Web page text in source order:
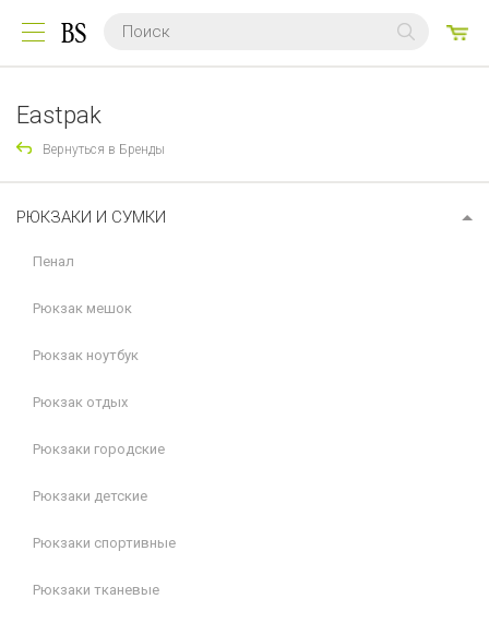
Eastpak
Вернуться в Бренды
РЮКЗАКИ И СУМКИ
Пенал
Рюкзак мешок
Рюкзак ноутбук
Рюкзак отдых
Рюкзаки городские
Рюкзаки детские
Рюкзаки спортивные
Рюкзаки тканевые